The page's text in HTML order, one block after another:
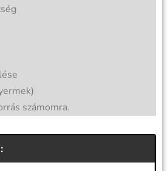
számomra.